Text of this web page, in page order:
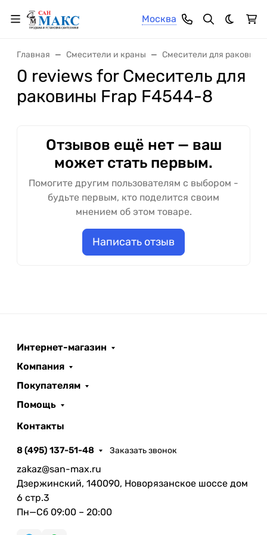
Москва
Темная
Главная Смесители и краны Смесители для раковины
0 reviews for Смеситель для
раковины Frap F4544-8
Отзывов ещё нет — ваш
может стать первым.
Помогите другим пользователям с выбором -
будьте первым, кто поделится своим
мнением об этом товаре.
Написать отзыв
Интернет-магазин
Компания
Покупателям
Помощь
Контакты
8 (495) 137-51-48 Заказать звонок
zakaz@san-max.ru
Дзержинский, 140090, Новорязанское шоссе дом
6 стр.3
Пн—Сб 09:00 – 20:00